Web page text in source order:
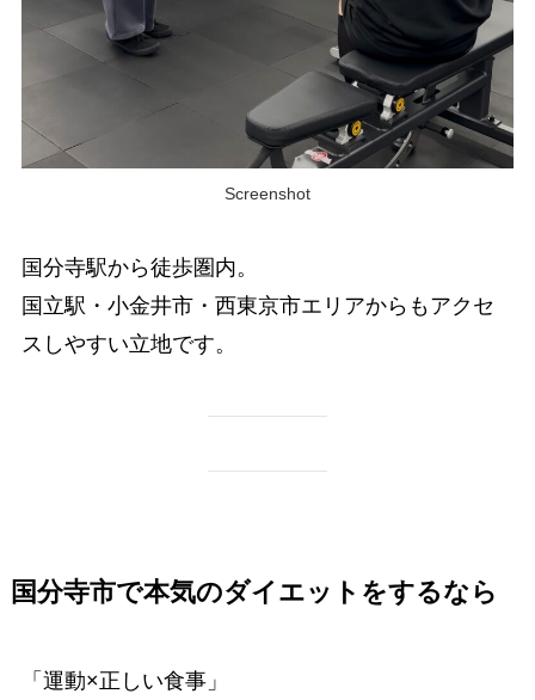
Screenshot
国分寺駅から徒歩圏内。
国立駅・小金井市・西東京市エリアからもアクセ
スしやすい立地です。
国分寺市で本気のダイエットをするなら
「運動×正しい食事」